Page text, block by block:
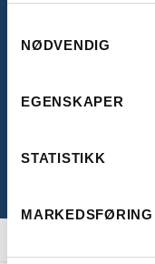
Selection
NØDVENDIG
EGENSKAPER
STATISTIKK
MARKEDSFØRING
BROSJYRER
Her kan du se